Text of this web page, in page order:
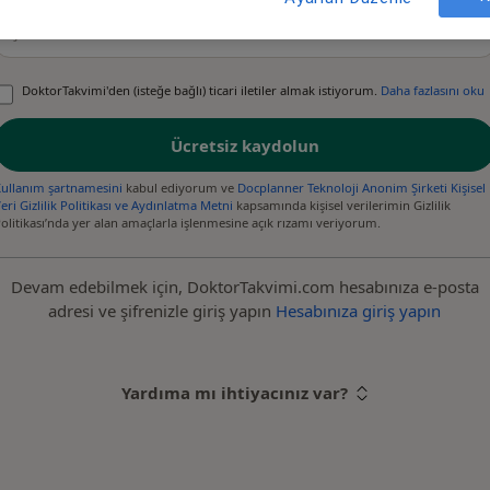
DoktorTakvimi'den (isteğe bağlı) ticari iletiler almak istiyorum. Daha fazlasını oku
Ücretsiz kaydolun
şartnamesini kabul ediyorum ve Docplanner Teknoloji Anonim Şirketi Kişisel
Gizlilik Politikası ve Aydınlatma Metni kapsamında kişisel verilerimin Gizlilik
yer alan amaçlarla işlenmesine açık rızamı veriyorum.
Devam edebilmek için, DoktorTakvimi.com hesabınıza e-posta
adresi ve şifrenizle giriş yapın Hesabınıza giriş yapın
Yardıma mı ihtiyacınız var?